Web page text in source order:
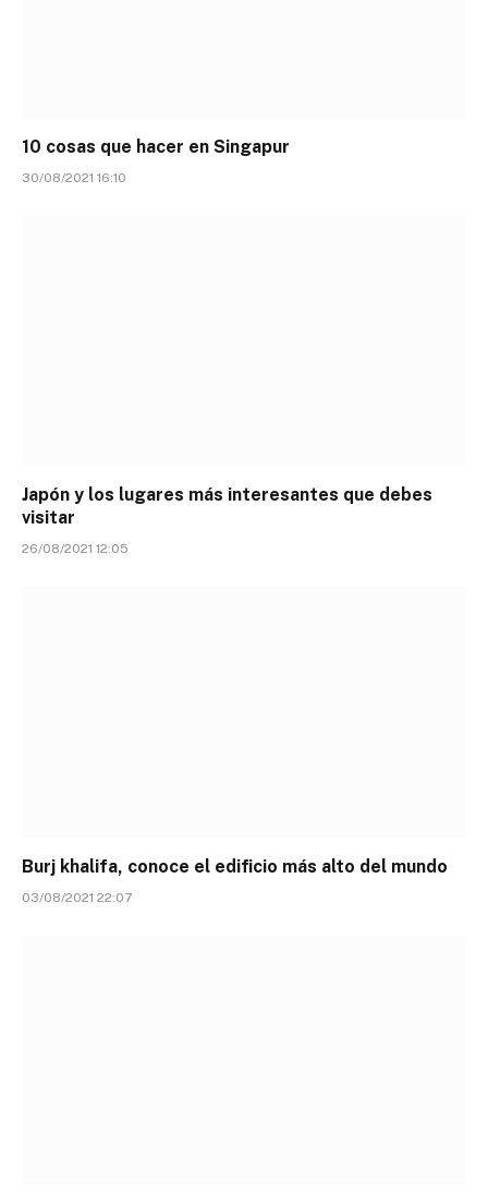
10 cosas que hacer en Singapur
30/08/2021 16:10
Japón y los lugares más interesantes que debes
visitar
26/08/2021 12:05
Burj khalifa, conoce el edificio más alto del mundo
03/08/2021 22:07